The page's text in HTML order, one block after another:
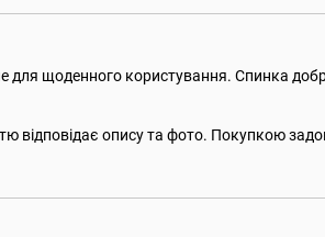
щоденного користування. Спинка
відповідає опису та фото. Покупкою